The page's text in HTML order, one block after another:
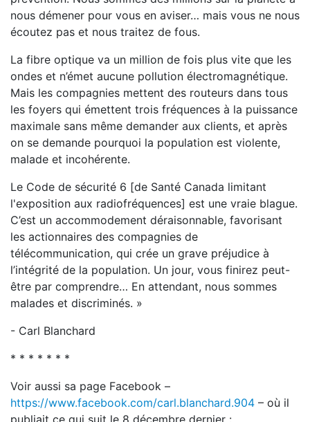
nous démener pour vous en aviser… mais vous ne nous
écoutez pas et nous traitez de fous.
La fibre optique va un million de fois plus vite que les
ondes et n’émet aucune pollution électromagnétique.
Mais les compagnies mettent des routeurs dans tous
les foyers qui émettent trois fréquences à la puissance
maximale sans même demander aux clients, et après
on se demande pourquoi la population est violente,
malade et incohérente.
Le Code de sécurité 6 [de Santé Canada limitant
l'exposition aux radiofréquences] est une vraie blague.
C’est un accommodement déraisonnable, favorisant
les actionnaires des compagnies de
télécommunication, qui crée un grave préjudice à
l’intégrité de la population. Un jour, vous finirez peut-
être par comprendre… En attendant, nous sommes
malades et discriminés. »
- Carl Blanchard
* * * * * * *
Voir aussi sa page Facebook –
https://www.facebook.com/carl.blanchard.904 – où il
publiait ce qui suit le 8 décembre dernier :